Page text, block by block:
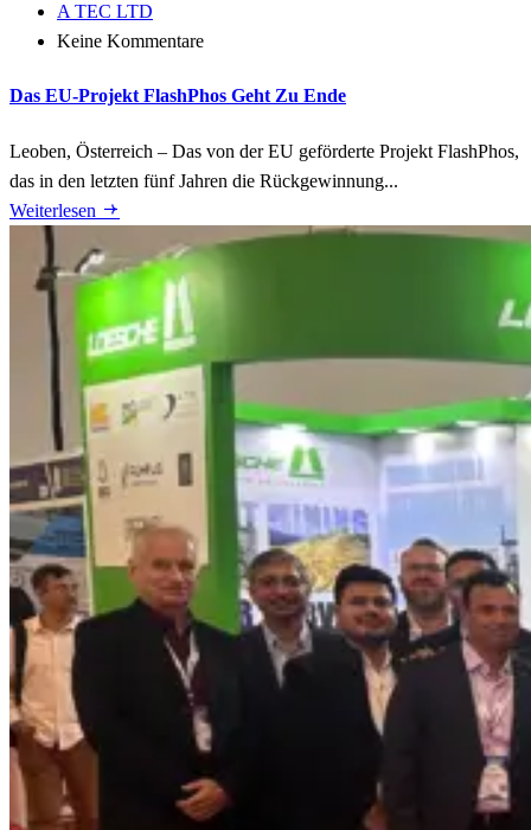
A TEC LTD
Keine Kommentare
Das EU-Projekt FlashPhos Geht Zu Ende
Leoben, Österreich – Das von der EU geförderte Projekt FlashPhos,
das in den letzten fünf Jahren die Rückgewinnung...
Weiterlesen